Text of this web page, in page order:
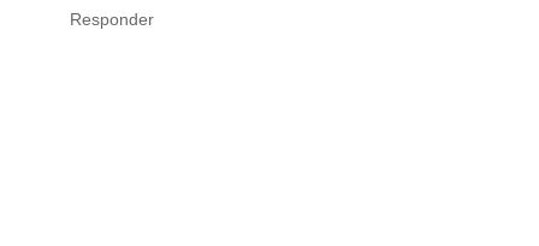
Responder